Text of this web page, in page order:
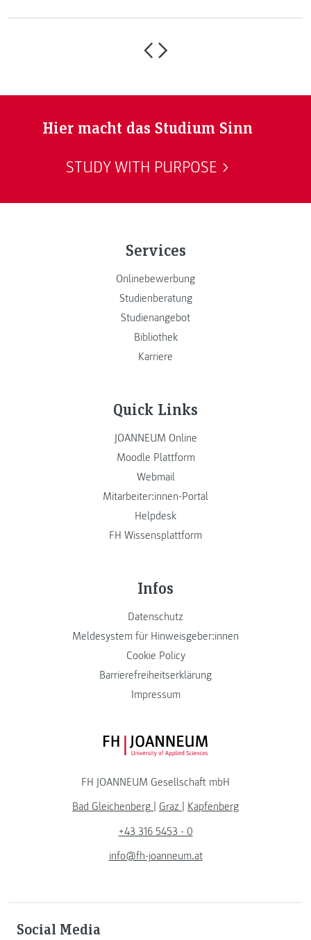
Hier macht das Studium Sinn
STUDY WITH PURPOSE
Services
Onlinebewerbung
Studienberatung
Studienangebot
Bibliothek
Karriere
Quick Links
JOANNEUM Online
Moodle Plattform
Webmail
Mitarbeiter:innen-Portal
Helpdesk
FH Wissensplattform
Infos
Datenschutz
Meldesystem für Hinweisgeber:innen
Cookie Policy
Barrierefreiheitserklärung
Impressum
FH JOANNEUM Logo
FH JOANNEUM Gesellschaft mbH
Bad Gleichenberg
Graz
Kapfenberg
+43 316 5453 - 0
info@fh-joanneum.at
Social Media